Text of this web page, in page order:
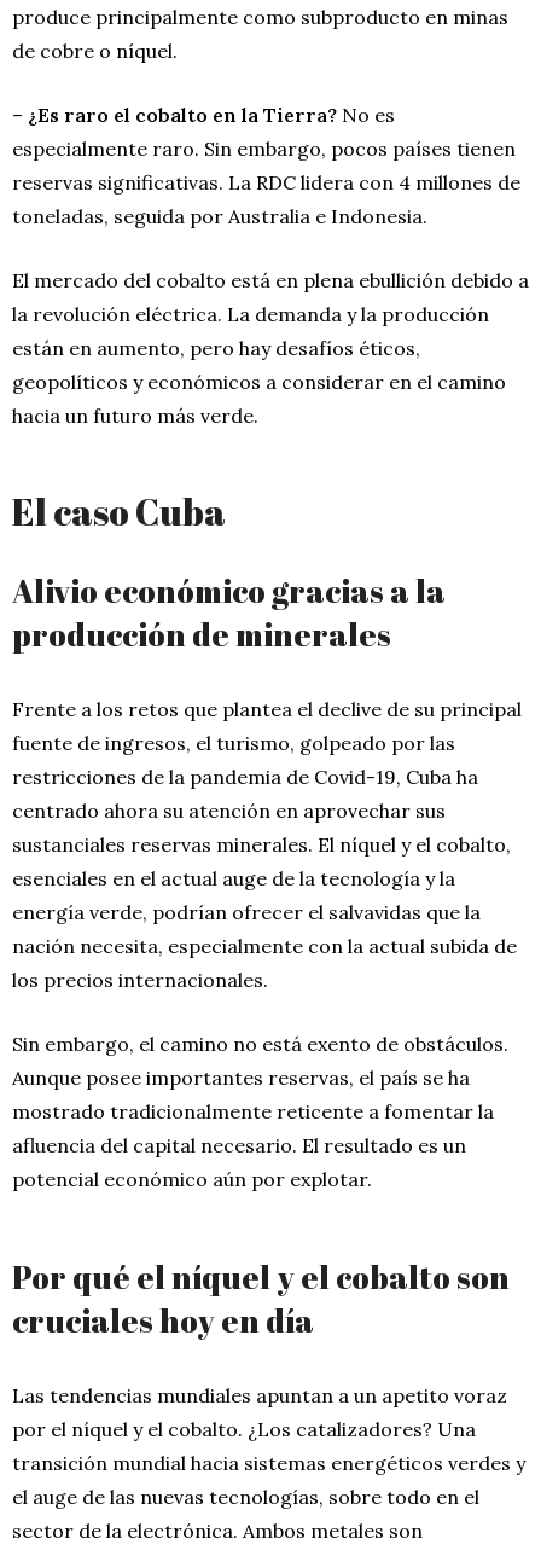
produce principalmente como subproducto en minas
de cobre o níquel.
– ¿Es raro el cobalto en la Tierra? No es
especialmente raro. Sin embargo, pocos países tienen
reservas significativas. La RDC lidera con 4 millones de
toneladas, seguida por Australia e Indonesia.
El mercado del cobalto está en plena ebullición debido a
la revolución eléctrica. La demanda y la producción
están en aumento, pero hay desafíos éticos,
geopolíticos y económicos a considerar en el camino
hacia un futuro más verde.
El caso Cuba
Alivio económico gracias a la
producción de minerales
Frente a los retos que plantea el declive de su principal
fuente de ingresos, el turismo, golpeado por las
restricciones de la pandemia de Covid-19, Cuba ha
centrado ahora su atención en aprovechar sus
sustanciales reservas minerales. El níquel y el cobalto,
esenciales en el actual auge de la tecnología y la
energía verde, podrían ofrecer el salvavidas que la
nación necesita, especialmente con la actual subida de
los precios internacionales.
Sin embargo, el camino no está exento de obstáculos.
Aunque posee importantes reservas, el país se ha
mostrado tradicionalmente reticente a fomentar la
afluencia del capital necesario. El resultado es un
potencial económico aún por explotar.
Por qué el níquel y el cobalto son
cruciales hoy en día
Las tendencias mundiales apuntan a un apetito voraz
por el níquel y el cobalto. ¿Los catalizadores? Una
transición mundial hacia sistemas energéticos verdes y
el auge de las nuevas tecnologías, sobre todo en el
sector de la electrónica. Ambos metales son